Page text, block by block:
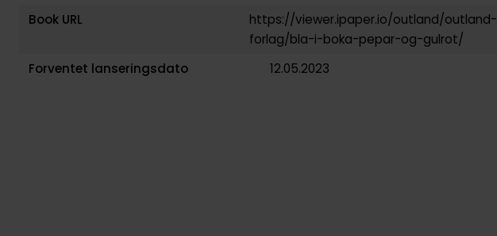
Book URL
https://viewer.ipaper.io/outland/outland-
forlag/bla-i-boka-pepar-og-gulrot/
Forventet lanseringsdato
12.05.2023